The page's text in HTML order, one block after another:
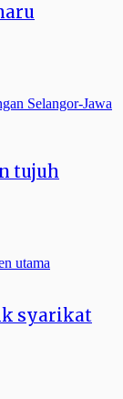
tujuh
syarikat